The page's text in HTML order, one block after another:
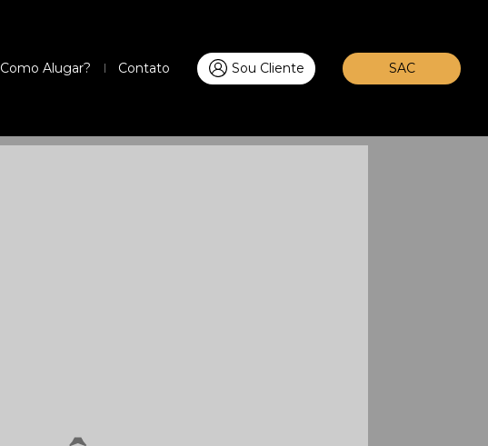
Como Alugar? Contato Sou Cliente SAC